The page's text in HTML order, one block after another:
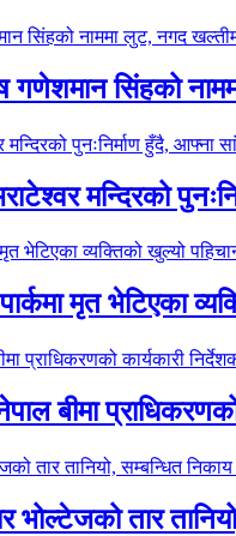
गणेशमान सिंहको
मन्दिरको
मृत भेटिएका
बीमा
भोल्टेजको तार